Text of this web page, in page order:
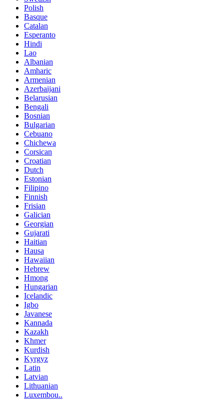
Polish
Basque
Catalan
Esperanto
Hindi
Lao
Albanian
Amharic
Armenian
Azerbaijani
Belarusian
Bengali
Bosnian
Bulgarian
Cebuano
Chichewa
Corsican
Croatian
Dutch
Estonian
Filipino
Finnish
Frisian
Galician
Georgian
Gujarati
Haitian
Hausa
Hawaiian
Hebrew
Hmong
Hungarian
Icelandic
Igbo
Javanese
Kannada
Kazakh
Khmer
Kurdish
Kyrgyz
Latin
Latvian
Lithuanian
Luxembou..